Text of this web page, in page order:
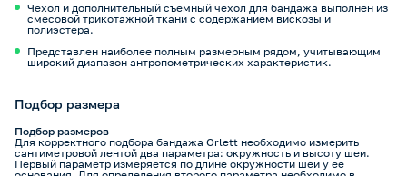
Чехол и дополнительный съемный чехол для бандажа выполнен из
смесовой трикотажной ткани с содержанием вискозы и
полиэстера.
Представлен наиболее полным размерным рядом, учитывающим
широкий диапазон антропометрических характеристик.
Подбор размера
Подбор размеров
Для корректного подбора бандажа Orlett необходимо измерить
сантиметровой лентой два параметра: окружность и высоту шеи.
Первый параметр измеряется по длине окружности шеи у ее